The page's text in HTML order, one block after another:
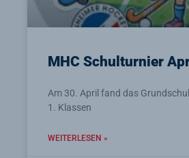
MHC Schulturnier
Am 30. April fand das
1. Klassen
WEITERLESEN »